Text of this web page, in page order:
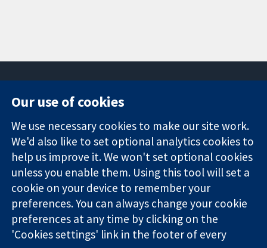
Trusted
evidence.
Informed
decisions.
Better health.
Square
London
W1G 0AN
ஐக்கிய
இராச்சியம்
News
Press office
About us
Jobs
Cochrane
Library
The Cochrane Collaboration is a charity (no. 1045921) and a
Our use of cookies
We use necessary cookies to make our site work.
We'd also like to set optional analytics cookies to
help us improve it. We won't set optional cookies
unless you enable them. Using this tool will set a
cookie on your device to remember your
preferences. You can always change your cookie
preferences at any time by clicking on the
'Cookies settings' link in the footer of every